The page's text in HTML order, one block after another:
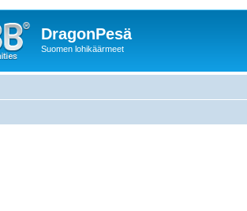
DragonPesä
Suomen lohikäärmeet